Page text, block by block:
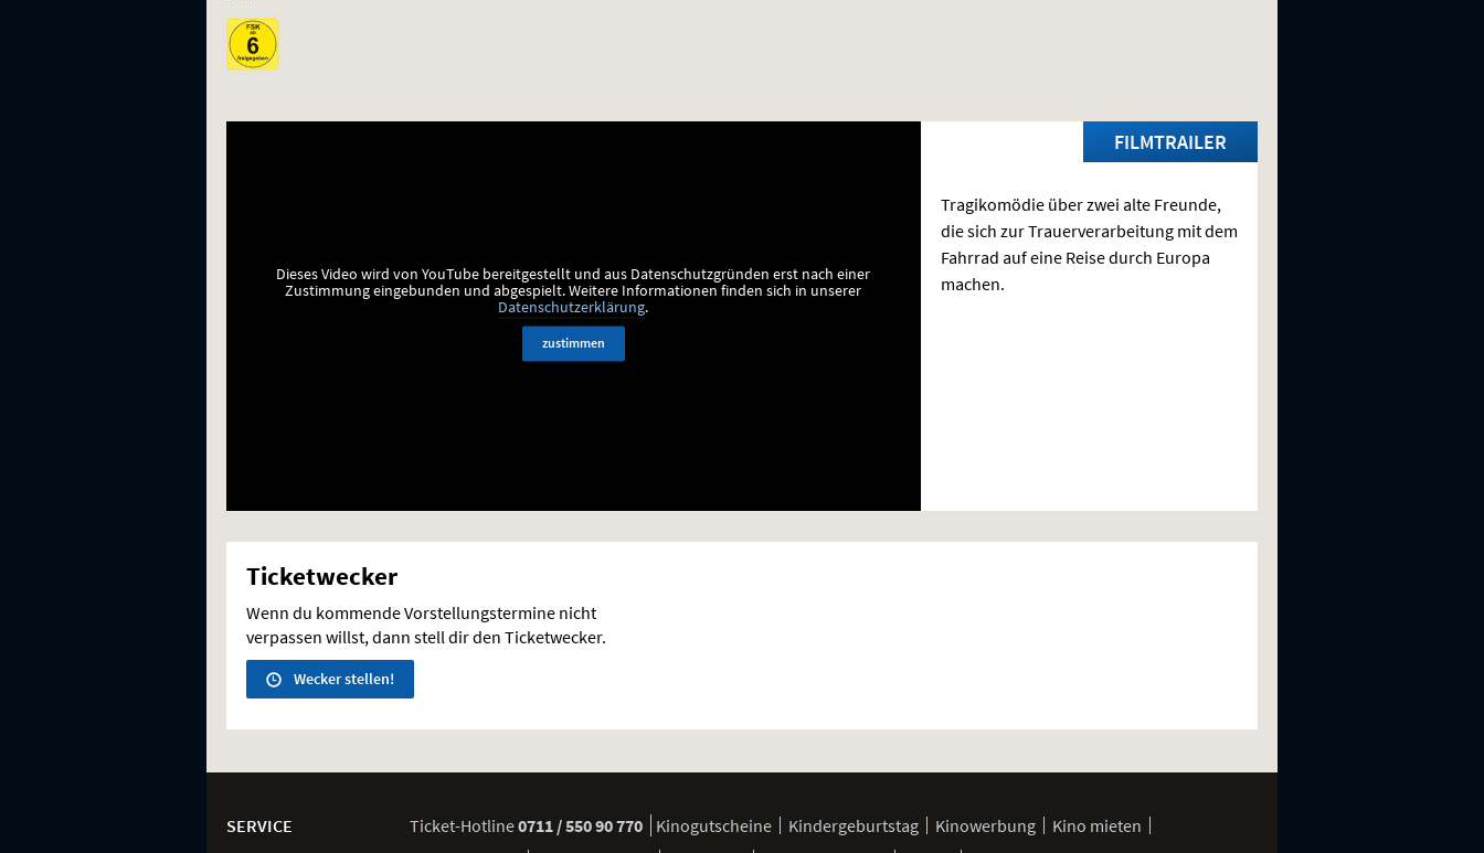
FILMTRAILER
Dieses Video wird von YouTube bereitgestellt und aus Datenschutzgründen erst nach einer
Zustimmung eingebunden und abgespielt.Weitere Informationen finden sich in unserer
Datenschutzerklärung.
zustimmen
Tragikomödie über zwei alte Freunde,
die sich zur Trauerverarbeitung mit dem
Fahrrad auf eine Reise durch Europa
machen.
Ticketwecker
Wenn du kommende Vorstellungstermine nicht
verpassen willst, dann stell dir den Ticketwecker.
Wecker stellen!
SERVICE Ticket-Hotline0711 / 550 90 770 Kinogutscheine Kindergeburtstag Kinowerbung
Kino mieten